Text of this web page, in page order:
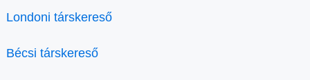
Londoni társkereső
Bécsi társkereső